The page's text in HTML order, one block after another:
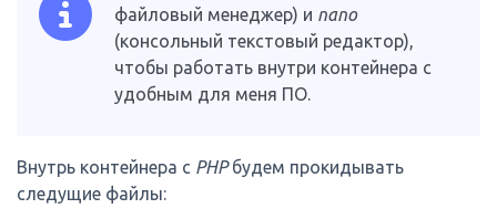
файловый менеджер) и nano
(консольный текстовый редактор),
чтобы работать внутри контейнера с
удобным для меня ПО.
Внутрь контейнера с PHPбудем прокидывать
следущие файлы: